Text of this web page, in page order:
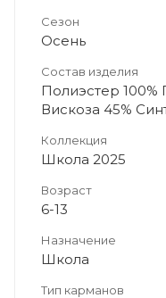
Сезон
Осень
Состав изделия
Полиэстер 100%
Вискоза 45%
Коллекция
Школа 2025
Возраст
6-13
Назначение
Школа
Тип карманов